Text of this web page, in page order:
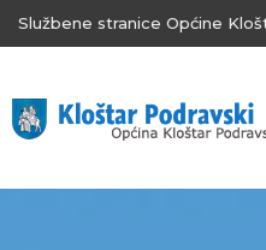
Službene stranice Općine